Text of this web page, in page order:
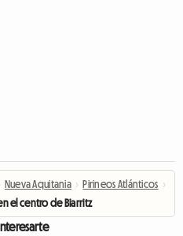
Nueva Aquitania › Pirineos Atlánticos ›
el centro de Biarritz